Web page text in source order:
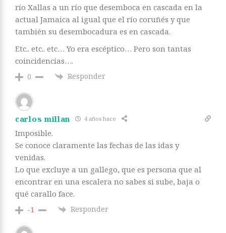
río Xallas a un río que desemboca en cascada en la
actual Jamaica al igual que el río coruñés y que
también su desembocadura es en cascada.
Etc.. etc.. etc… Yo era escéptico… Pero son tantas
coincidencias….
0 Responder
carlos millan 4 años hace
Imposible.
Se conoce claramente las fechas de las idas y
venidas.
Lo que excluye a un gallego, que es persona que al
encontrar en una escalera no sabes si sube, baja o
qué carallo face.
-1 Responder